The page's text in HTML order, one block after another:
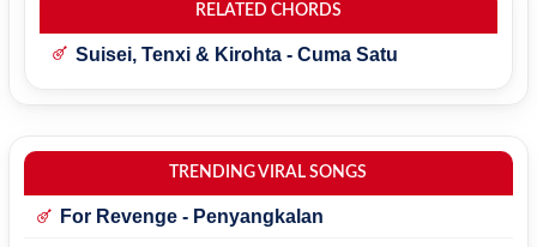
RELATED CHORDS
Suisei, Tenxi & Kirohta - Cuma Satu
TRENDING VIRAL SONGS
For Revenge - Penyangkalan